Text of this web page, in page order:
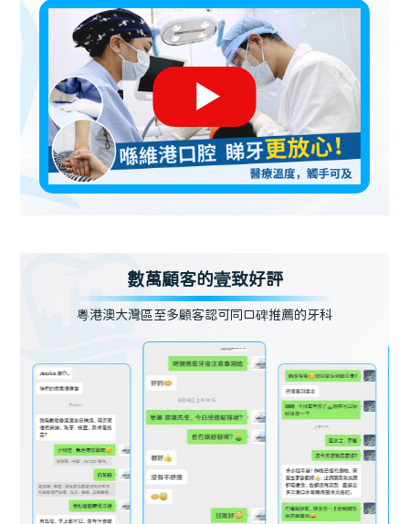
數萬顧客的壹致好評
粵港澳大灣區至多顧客認可同口碑推薦的牙科